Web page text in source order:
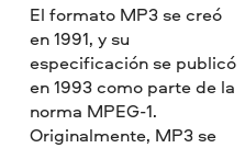
El formato MP3 se creó
en 1991, y su
especificación se publicó
en 1993 como parte de la
norma MPEG-1.
Originalmente, MP3 se